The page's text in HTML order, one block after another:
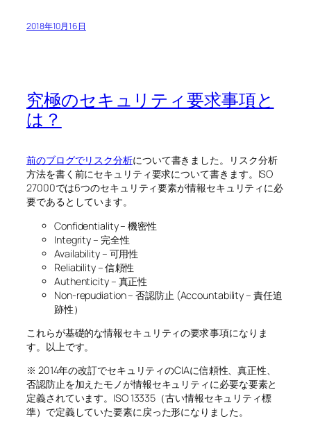
2018年10月16日
究極のセキュリティ要求事項と
は？
前のブログでリスク分析について書きました。リスク分析
方法を書く前にセキュリティ要求について書きます。ISO
27000では6つのセキュリティ要素が情報セキュリティに必
要であるとしています。
Confidentiality – 機密性
Integrity – 完全性
Availability – 可用性
Reliability – 信頼性
Authenticity – 真正性
Non-repudiation – 否認防止 (Accountability – 責任追
跡性）
これらが基礎的な情報セキュリティの要求事項になりま
す。以上です。
※ 2014年の改訂でセキュリティのCIAに信頼性、真正性、
否認防止を加えたモノが情報セキュリティに必要な要素と
定義されています。ISO 13335（古い情報セキュリティ標
準）で定義していた要素に戻った形になりました。